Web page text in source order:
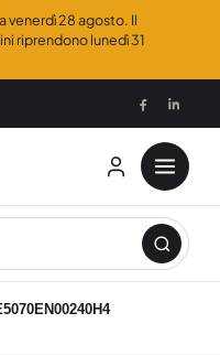
venerdì 28 agosto. Il
riprendono lunedì 31